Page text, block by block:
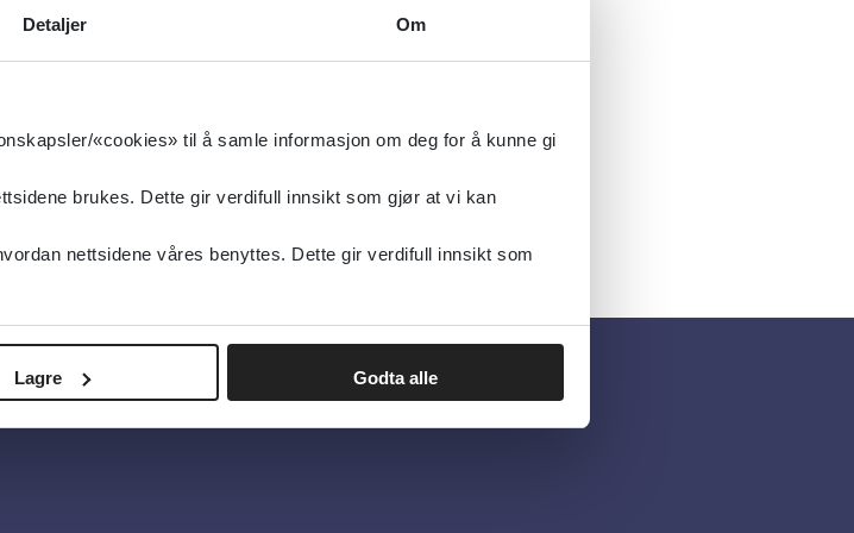
Detaljer Om
«cookies» til å samle informasjon om deg for å kunne gi
brukes. Dette gir verdifull innsikt som gjør at vi kan
nettsidene våres benyttes. Dette gir verdifull innsikt som
Lagre Godta alle
2024